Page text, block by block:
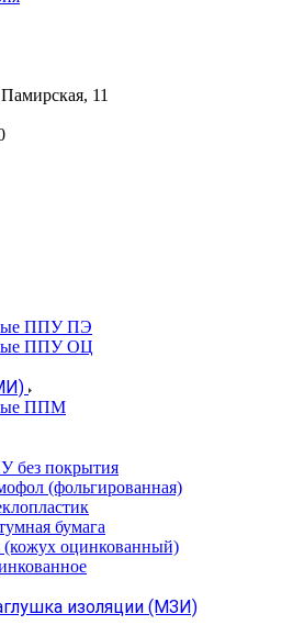
11
ППУ ПЭ
ППУ ОЦ
ППМ
без покрытия
(фольгированная)
бумага
(кожух оцинкованный)
изоляции (МЗИ)